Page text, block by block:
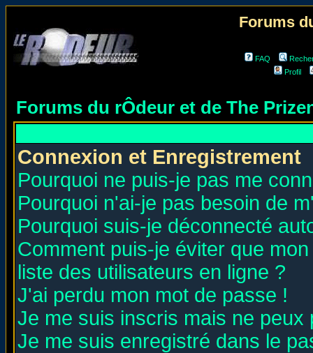
Forums
FAQ
Profil
Forums du rÔdeur et de The
Connexion et Enregistrement
Pourquoi ne puis-je pas me
Pourquoi n'ai-je pas besoin de
Pourquoi suis-je déconnecté
Comment puis-je éviter que
liste des utilisateurs en ligne ?
J'ai perdu mon mot de passe !
Je me suis inscris mais ne peux
Je me suis enregistré dans le